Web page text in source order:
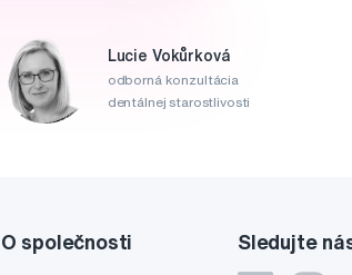
Lucie Vokůrková
odborná konzultácia
dentálnej starostlivosti
Sledujte
O společnosti